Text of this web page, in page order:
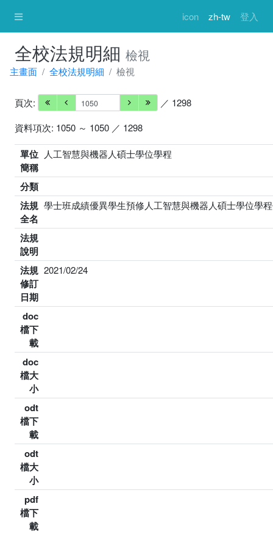
icon zh-tw 登入
全校法規明細 檢視
主畫面 全校法規明細 檢視
頁次:
／ 1298
資料項次: 1050 ～ 1050 ／ 1298
單位
簡稱
人工智慧與機器人碩士學位學程
分類
法規
全名
學士班成績優異學生預修人工智慧與機器人碩士學位學
法規
說明
法規
修訂
日期
2021/02/24
doc
檔下
載
doc
檔大
小
odt
檔下
載
odt
檔大
小
pdf
檔下
載